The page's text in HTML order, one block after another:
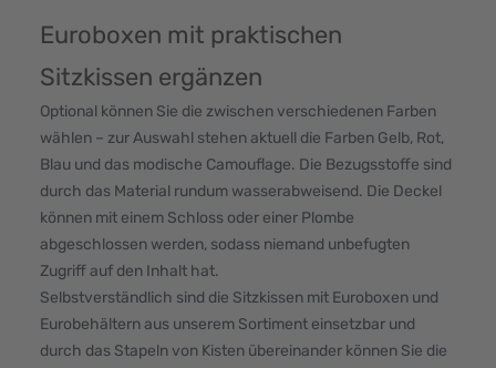
Euroboxen mit praktischen
Sitzkissen ergänzen
Optional können Sie die zwischen verschiedenen Farben
wählen – zur Auswahl stehen aktuell die Farben Gelb, Rot,
Blau und das modische Camouflage. Die Bezugsstoffe sind
durch das Material rundum wasserabweisend. Die Deckel
können mit einem Schloss oder einer Plombe
abgeschlossen werden, sodass niemand unbefugten
Zugriff auf den Inhalt hat.
Selbstverständlich sind die Sitzkissen mit Euroboxen und
Eurobehältern aus unserem Sortiment einsetzbar und
durch das Stapeln von Kisten übereinander können Sie die